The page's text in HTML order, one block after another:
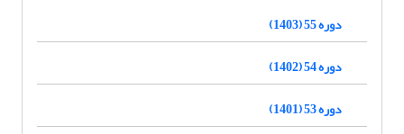
دوره 55 (1403)
دوره 54 (1402)
دوره 53 (1401)